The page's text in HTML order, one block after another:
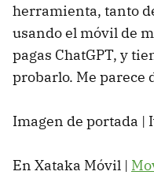
herramienta, tanto
usando el móvil de
pagas ChatGPT, y
probarlo. Me parece
Imagen de portada |
En Xataka Móvil |